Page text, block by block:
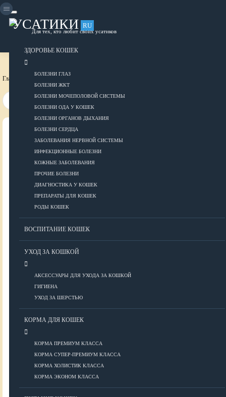
Skip
to
contentУСАТИКИ RU
Для тех, кто любит своих усатиков
РАЗМЕСТИТЬ ОБЪЯВЛЕНИЕ
ЗДОРОВЬЕ КОШЕК
БОЛЕЗНИ ГЛАЗ
БОЛЕЗНИ ЖКТ
БОЛЕЗНИ МОЧЕПОЛОВОЙ СИСТЕМЫ
БОЛЕЗНИ ОДА У КОШЕК
БОЛЕЗНИ ОРГАНОВ ДЫХАНИЯ
БОЛЕЗНИ СЕРДЦА
ЗАБОЛЕВАНИЯ НЕРВНОЙ СИСТЕМЫ
ИНФЕКЦИОННЫЕ БОЛЕЗНИ
КОЖНЫЕ ЗАБОЛЕВАНИЯ
ПРОЧИЕ БОЛЕЗНИ
ДИАГНОСТИКА У КОШЕК
ПРЕПАРАТЫ ДЛЯ КОШЕК
РОДЫ КОШЕК
ВОСПИТАНИЕ КОШЕК
УХОД ЗА КОШКОЙ
АКСЕССУАРЫ ДЛЯ УХОДА ЗА КОШКОЙ
ГИГИЕНА
УХОД ЗА ШЕРСТЬЮ
КОРМА ДЛЯ КОШЕК
КОРМА ПРЕМИУМ КЛАССА
КОРМА СУПЕР-ПРЕМИУМ КЛАССА
КОРМА ХОЛИСТИК КЛАССА
КОРМА ЭКОНОМ КЛАССА
ОБЪЯВЛЕНИЯ
Главная страница
ВСЕ О КОШКАХ
Болезни глаз
Болезни ЖКТ
Кожные заболевания
Диагностика у кошек
Препараты для кошек
Роды кошек